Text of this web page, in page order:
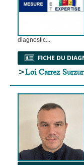
diagnostic...
>Loi Carrez Surzur